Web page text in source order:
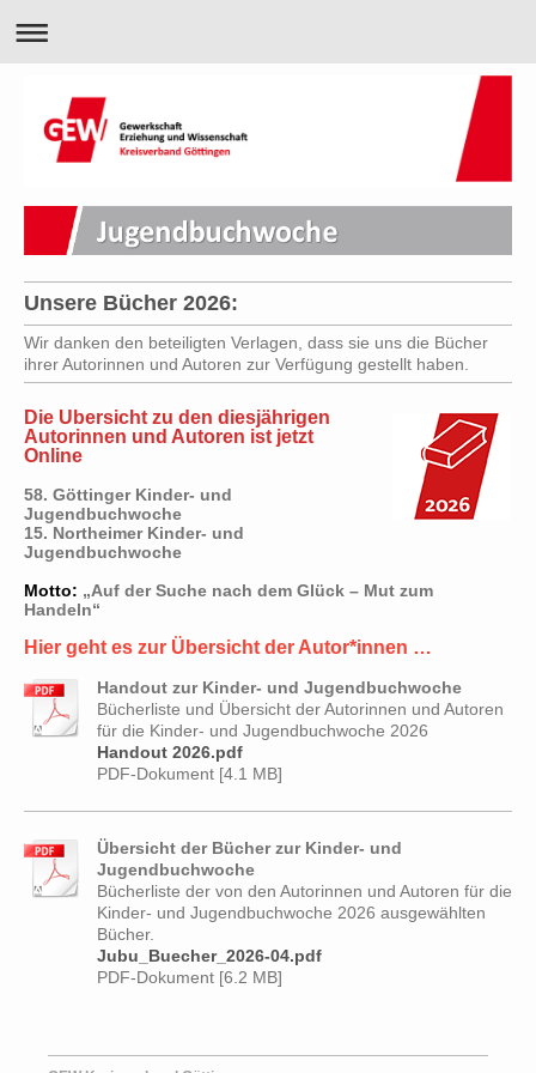
Unsere Bücher 2026:
Wir danken den beteiligten Verlagen, dass sie uns die Bücher
ihrer Autorinnen und Autoren zur Verfügung gestellt haben.
Die Übersicht zu den diesjährigen
Autorinnen und Autoren ist jetzt
Online
58. Göttinger Kinder- und
Jugendbuchwoche
15. Northeimer Kinder- und
Jugendbuchwoche
Motto: „Auf der Suche nach dem Glück – Mut zum
Handeln“
Hier geht es zur Übersicht der Autor*innen …
Handout zur Kinder- und Jugendbuchwoche
Bücherliste und Übersicht der Autorinnen und Autoren
für die Kinder- und Jugendbuchwoche 2026
Handout 2026.pdf
PDF-Dokument [4.1 MB]
Übersicht der Bücher zur Kinder- und
Jugendbuchwoche
Bücherliste der von den Autorinnen und Autoren für die
Kinder- und Jugendbuchwoche 2026 ausgewählten
Bücher.
Jubu_Buecher_2026-04.pdf
PDF-Dokument [6.2 MB]